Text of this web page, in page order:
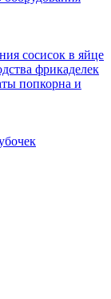
сосисок в яйце
фрикаделек
попкорна и